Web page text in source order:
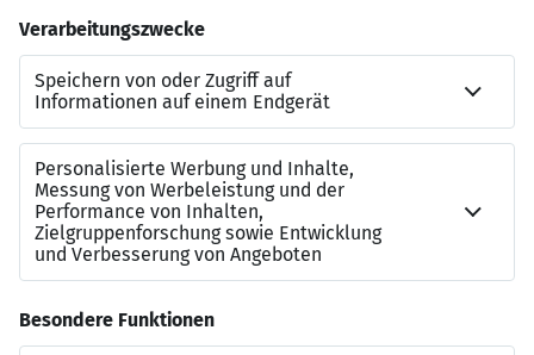
Mitarbeiterrabatte
Zusatzleistungen
Kontakt
Sollten Sie Rückfragen zu diesem SAP-Job haben, dann
steht Ihnen gerneMiriam SartoriusvomLeuchtmehr-
Teamzur Verfügung:
miriam.sartorius@leuchtmehr.de